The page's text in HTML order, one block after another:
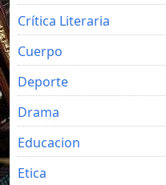
Crítica Literaria
Cuerpo
Deporte
Drama
Educacion
Etica